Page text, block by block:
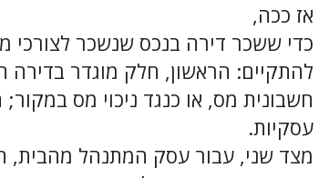
אז ככה,
כדי ששכר דירה בנכס שנשכר לצורכי
להתקיים: הראשון, חלק מוגדר
חשבונית מס, או כנגד ניכוי מס
עסקיות.
מצד שני, עבור עסק המתנהל מהבית,